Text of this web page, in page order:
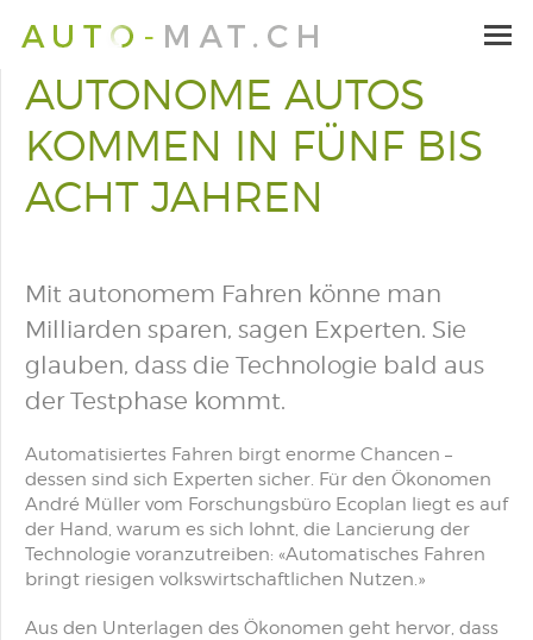
AUTONOME AUTOS
KOMMEN IN FÜNF BIS
ACHT JAHREN
Mit autonomem Fahren könne man
Milliarden sparen, sagen Experten. Sie
glauben, dass die Technologie bald aus
der Testphase kommt.
Automatisiertes Fahren birgt enorme Chancen –
dessen sind sich Experten sicher. Für den Ökonomen
André Müller vom Forschungsbüro Ecoplan liegt es auf
der Hand, warum es sich lohnt, die Lancierung der
Technologie voranzutreiben: «Automatisches Fahren
bringt riesigen volkswirtschaftlichen Nutzen.»
Aus den Unterlagen des Ökonomen geht hervor, dass